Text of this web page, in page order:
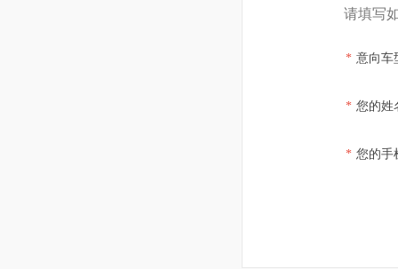
请填写
* 意向车
* 您的姓
* 您的手